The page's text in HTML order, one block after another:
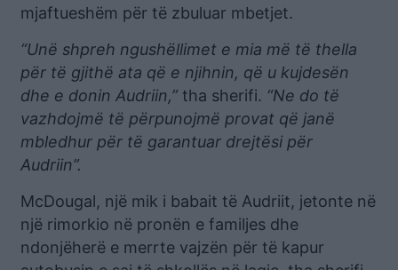
mjaftueshëm për të zbuluar mbetjet.
“Unë shpreh ngushëllimet e mia më të thella
për të gjithë ata që e njihnin, që u kujdesën
dhe e donin Audriin,” tha sherifi. “Ne do të
vazhdojmë të përpunojmë provat që janë
mbledhur për të garantuar drejtësi për
Audriin”.
McDougal, një mik i babait të Audriit, jetonte në
një rimorkio në pronën e familjes dhe
ndonjëherë e merrte vajzën për të kapur